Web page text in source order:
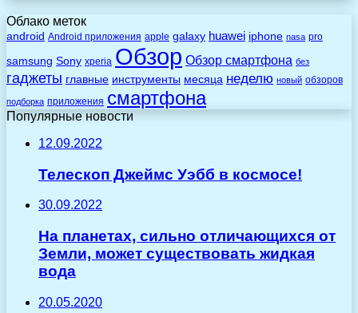
Облако меток
android Android приложения apple galaxy huawei iphone nasa pro
samsung Sony xperia Обзор Обзор смартфона без
гаджеты главные инструменты месяца неделю новый обзоров
подборка приложения смартфона
Популярные новости
12.09.2022
Телескоп Джеймс Уэбб в космосе!
30.09.2022
На планетах, сильно отличающихся от
Земли, может существовать жидкая
вода
20.05.2020